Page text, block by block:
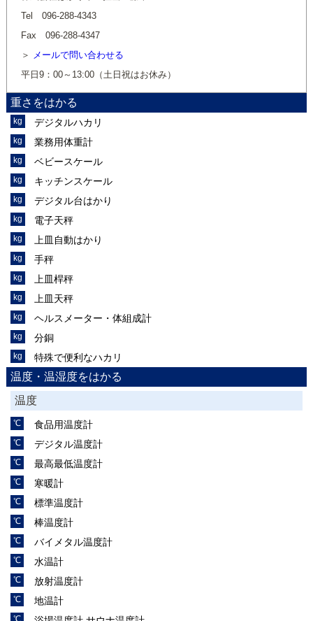
Tel 096-288-4343
Fax 096-288-4347
メールで問い合わせる
平日9：00～13:00（土日祝はお休み）
重さをはかる
デジタルハカリ
業務用体重計
ベビースケール
キッチンスケール
デジタル台はかり
電子天秤
上皿自動はかり
手秤
上皿桿秤
上皿天秤
ヘルスメーター・体組成計
分銅
特殊で便利なハカリ
温度・温湿度をはかる
温度
食品用温度計
デジタル温度計
最高最低温度計
寒暖計
標準温度計
棒温度計
バイメタル温度計
水温計
放射温度計
地温計